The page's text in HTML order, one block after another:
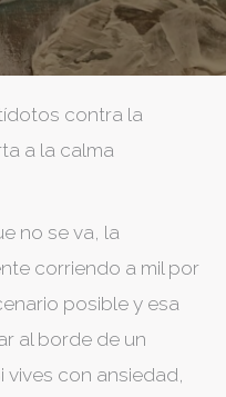
contra la
a la calma
no se va, la
corriendo a mil por
posible y esa
al borde de un
vives con ansiedad,